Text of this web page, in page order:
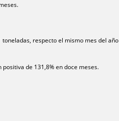
respecto el mismo mes del año
de 131,8% en doce meses.